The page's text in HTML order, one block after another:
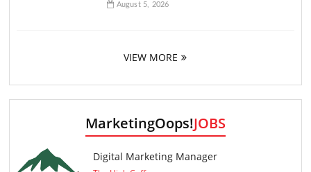
August 5, 2026
VIEW MORE
MarketingOops!JOBS
Digital Marketing Manager